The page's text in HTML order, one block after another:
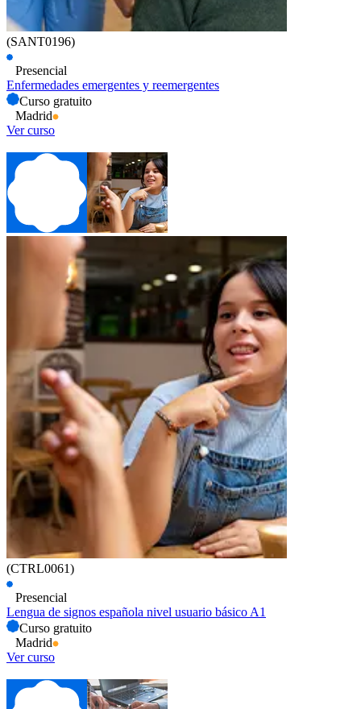
(SANT0196)
Presencial
Enfermedades emergentes y reemergentes
Curso gratuito
Madrid
Ver curso
(CTRL0061)
Presencial
Lengua de signos española nivel usuario básico A1
Curso gratuito
Madrid
Ver curso